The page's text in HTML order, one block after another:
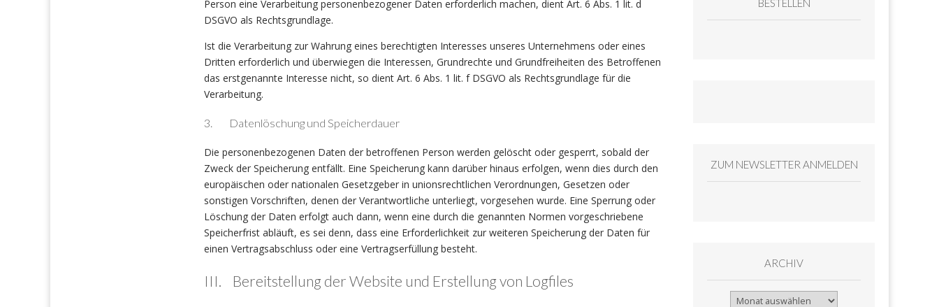
Person eine Verarbeitung personenbezogener Daten erforderlich machen, dient Art. 6 Abs. 1 lit. d
DSGVO als Rechtsgrundlage.
Ist die Verarbeitung zur Wahrung eines berechtigten Interesses unseres Unternehmens oder eines
Dritten erforderlich und überwiegen die Interessen, Grundrechte und Grundfreiheiten des Betroffenen
das erstgenannte Interesse nicht, so dient Art. 6 Abs. 1 lit. f DSGVO als Rechtsgrundlage für die
Verarbeitung.
3. Datenlöschung und Speicherdauer
Die personenbezogenen Daten der betroffenen Person werden gelöscht oder gesperrt, sobald der
Zweck der Speicherung entfällt. Eine Speicherung kann darüber hinaus erfolgen, wenn dies durch den
europäischen oder nationalen Gesetzgeber in unionsrechtlichen Verordnungen, Gesetzen oder
sonstigen Vorschriften, denen der Verantwortliche unterliegt, vorgesehen wurde. Eine Sperrung oder
Löschung der Daten erfolgt auch dann, wenn eine durch die genannten Normen vorgeschriebene
Speicherfrist abläuft, es sei denn, dass eine Erforderlichkeit zur weiteren Speicherung der Daten für
einen Vertragsabschluss oder eine Vertragserfüllung besteht.
III. Bereitstellung der Website und Erstellung von Logfiles
BESTELLEN
ZUM NEWSLETTER ANMELDEN
ARCHIV
Archiv